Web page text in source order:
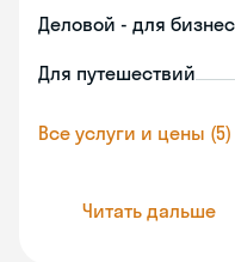
Деловой - для
Для путешествий
Все услуги и цены (5)
Читать дальше